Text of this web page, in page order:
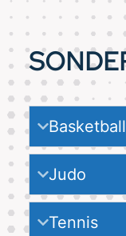
Basketball
Judo
Tennis